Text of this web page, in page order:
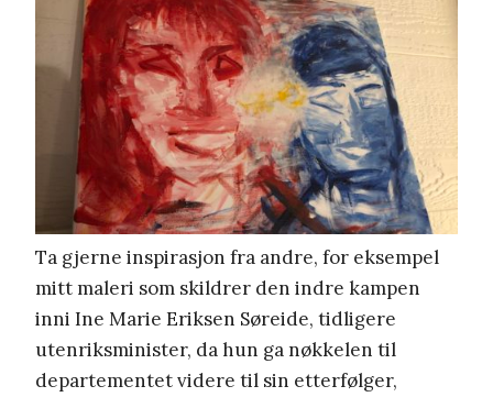
Ta gjerne inspirasjon fra andre, for eksempel
mitt maleri som skildrer den indre kampen
inni Ine Marie Eriksen Søreide, tidligere
utenriksminister, da hun ga nøkkelen til
departementet videre til sin etterfølger,